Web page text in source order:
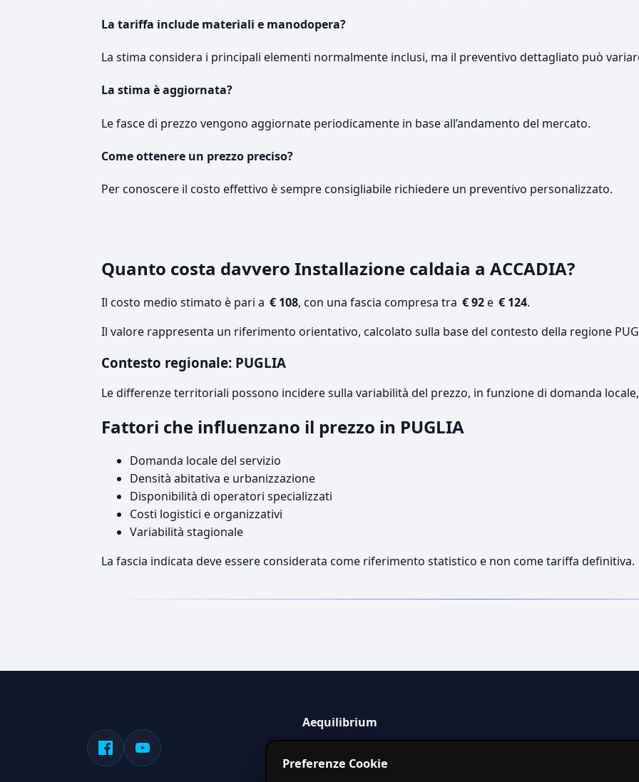
La tariffa include materiali e manodopera?
La stima considera i principali elementi normalmente inclusi, ma il preventivo dettagliato può
La stima è aggiornata?
Le fasce di prezzo vengono aggiornate periodicamente in base all’andamento del mercato.
Come ottenere un prezzo preciso?
Per conoscere il costo effettivo è sempre consigliabile richiedere un preventivo personalizzato.
Quanto costa davvero Installazione caldaia a ACCADIA?
Il costo medio stimato è pari a € 108, con una fascia compresa tra € 92e € 124.
Il valore rappresenta un riferimento orientativo, calcolato sulla base del contesto della regione
Contesto regionale: PUGLIA
Le differenze territoriali possono incidere sulla variabilità del prezzo, in funzione di domanda
Fattori che influenzano il prezzo in PUGLIA
Domanda locale del servizio
Densità abitativa e urbanizzazione
Disponibilità di operatori specializzati
Costi logistici e organizzativi
Variabilità stagionale
La fascia indicata deve essere considerata come riferimento statistico e non come tariffa definitiva.
Aequilibrium
servizi in Italia.
Preferenze Cookie